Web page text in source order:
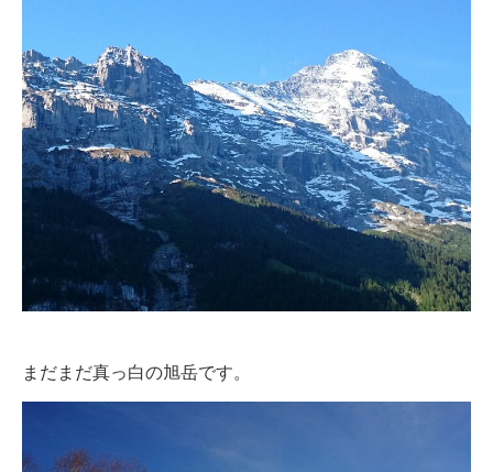
まだまだ真っ白の旭岳です。